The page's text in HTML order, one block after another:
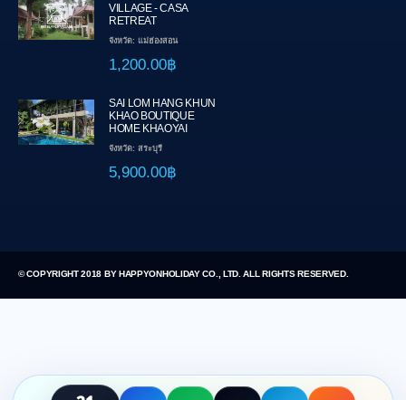
VILLAGE - CASA
RETREAT
จังหวัด: แม่ฮ่องสอน
1,200.00฿
SAI LOM HANG KHUN
KHAO BOUTIQUE
HOME KHAOYAI
จังหวัด: สระบุรี
5,900.00฿
© COPYRIGHT 2018 BY HAPPYONHOLIDAY CO., LTD. ALL RIGHTS RESERVED.